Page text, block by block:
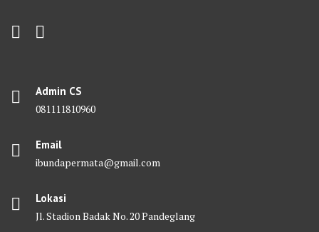
Admin CS
081111810960
Email
ibundapermata@gmail.com
Lokasi
Jl. Stadion Badak No. 20 Pandeglang